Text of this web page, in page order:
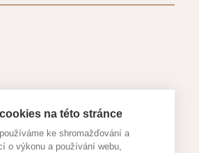
na této stránce
ke shromažďování a
o výkonu a používání webu,